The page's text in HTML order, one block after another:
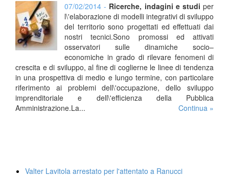
07/02/2014 - Ricerche, indagini e studi per
l\'elaborazione di modelli integrativi di sviluppo
del territorio sono progettati ed effettuati dai
nostri tecnici.Sono promossi ed attivati
osservatori sulle dinamiche socio–
economiche in grado di rilevare fenomeni di
crescita e di sviluppo, al fine di coglierne le linee di tendenza
in una prospettiva di medio e lungo termine, con particolare
riferimento ai problemi dell\'occupazione, dello sviluppo
imprenditoriale e dell\'efficienza della Pubblica
Amministrazione.La...
Continua »
Valter Lavitola arrestato per l'attentato a Ranucci